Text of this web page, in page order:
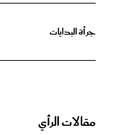
جرأة البدايات
مقالات الرأي